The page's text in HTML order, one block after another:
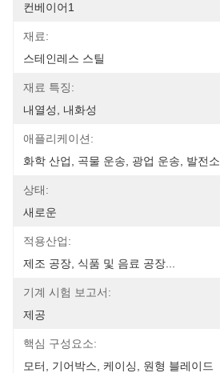
컨베이어1
재료:
스테인레스 스틸
재료 특징:
내열성, 내화성
애플리케이션:
화학 산업, 곡물 운송, 광업 운송, 발전소
상태:
새로운
적용산업:
제조 공장, 식품 및 음료 공장...
기계 시험 보고서:
제공
핵심 구성요소:
모터, 기어박스, 케이싱, 원형 블레이드